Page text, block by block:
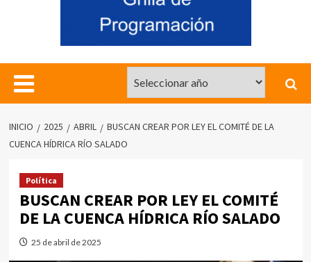
INICIO 2025 ABRIL
BUSCAN CREAR POR LEY EL COMITÉ DE LA
CUENCA HÍDRICA RÍO SALADO
Política
BUSCAN CREAR POR LEY EL COMITÉ
DE LA CUENCA HÍDRICA RÍO SALADO
25 de abril de 2025